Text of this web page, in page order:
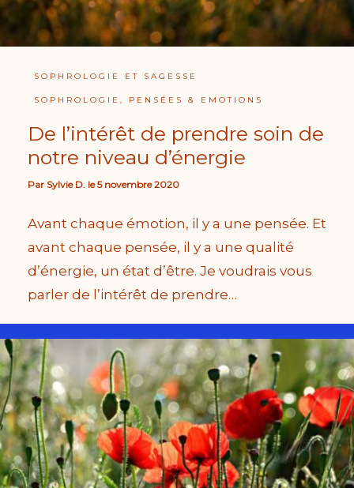
SOPHROLOGIE ET SAGESSE
SOPHROLOGIE, PENSÉES & EMOTIONS
De l’intérêt de prendre soin de
notre niveau d’énergie
Par Sylvie D. le5 novembre 2020
Avant chaque émotion, il y a une pensée. Et
avant chaque pensée, il y a une qualité
d’énergie, un état d’être. Je voudrais vous
parler de l’intérêt de prendre…